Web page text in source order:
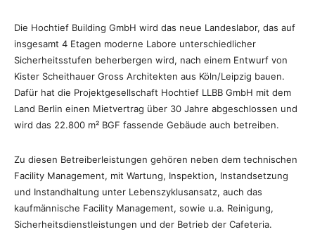
Die Hochtief Building GmbH wird das neue Landeslabor, das auf
insgesamt 4 Etagen moderne Labore unterschiedlicher
Sicherheitsstufen beherbergen wird, nach einem Entwurf von
Kister Scheithauer Gross Architekten aus Köln/Leipzig bauen.
Dafür hat die Projektgesellschaft Hochtief LLBB GmbH mit dem
Land Berlin einen Mietvertrag über 30 Jahre abgeschlossen und
wird das 22.800 m² BGF fassende Gebäude auch betreiben.
Zu diesen Betreiberleistungen gehören neben dem technischen
Facility Management, mit Wartung, Inspektion, Instandsetzung
und Instandhaltung unter Lebenszyklusansatz, auch das
kaufmännische Facility Management, sowie u.a. Reinigung,
Sicherheitsdienstleistungen und der Betrieb der Cafeteria.